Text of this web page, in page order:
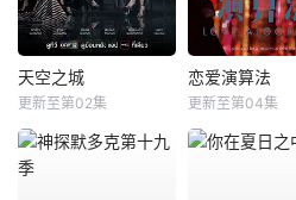
天空之城
更新至第02集
恋爱演算法
更新至第04集